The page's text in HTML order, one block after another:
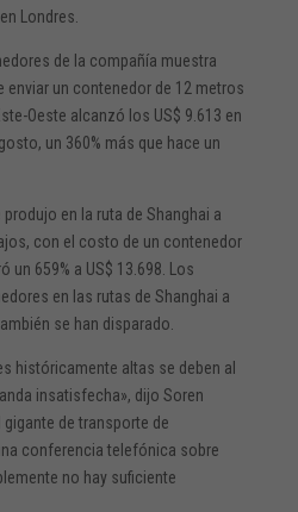
Londres.
de la compañía muestra
un contenedor de 12 metros
Oeste alcanzó los US$ 9.613 en
un 360% más que hace un
en la ruta de Shanghai a
con el costo de un contenedor
un 659% a US$ 13.698. Los
en las rutas de Shanghai a
se han disparado.
históricamente altas se deben al
insatisfecha», dijo Soren
de transporte de
conferencia telefónica sobre
no hay suficiente